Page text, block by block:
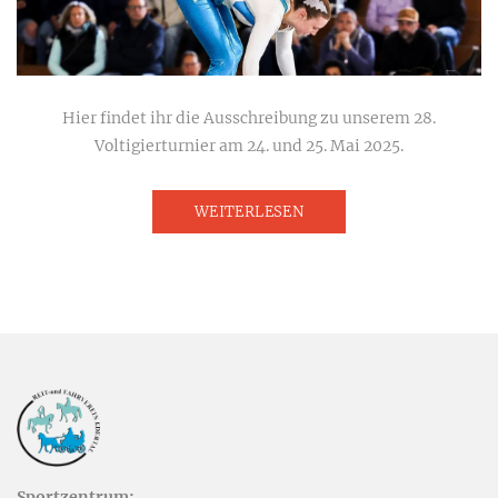
Hier findet ihr die Ausschreibung zu unserem 28.
Voltigierturnier am 24. und 25. Mai 2025.
WEITERLESEN